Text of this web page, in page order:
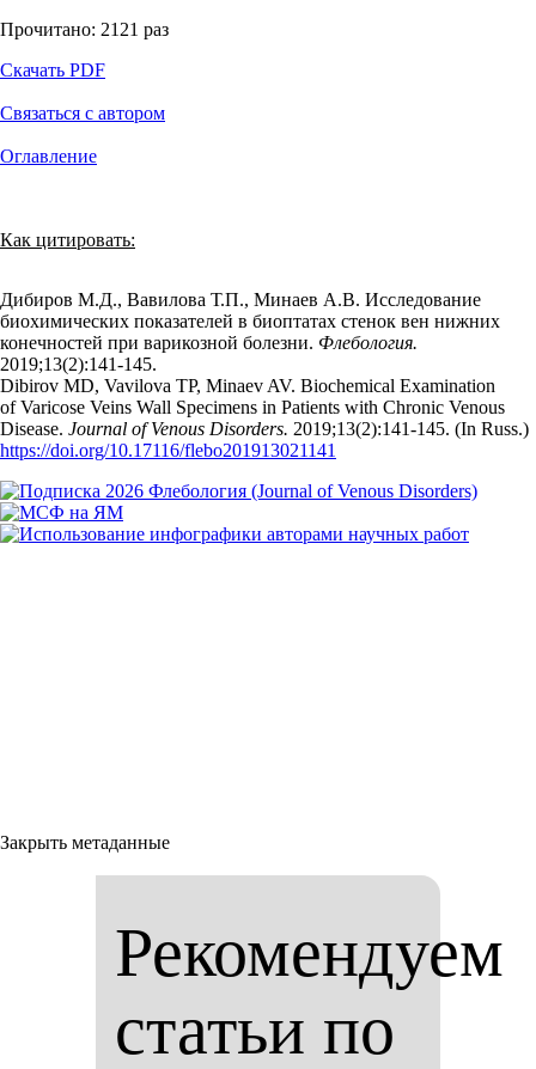
Прочитано: 2121 раз
Скачать PDF
Связаться с автором
Оглавление
Как цитировать:
Дибиров М.Д., Вавилова Т.П., Минаев А.В. Исследование
биохимических показателей в биоптатах стенок вен нижних
конечностей при варикозной болезни. Флебология.
2019;13(2):141‑145.
Dibirov MD, Vavilova TP, Minaev AV. Biochemical Examination
of Varicose Veins Wall Specimens in Patients with Chronic Venous
Disease. Journal of Venous Disorders. 2019;13(2):141‑145. (In Russ.)
https://doi.org/10.17116/flebo201913021141
Закрыть метаданные
Рекомендуем
статьи по